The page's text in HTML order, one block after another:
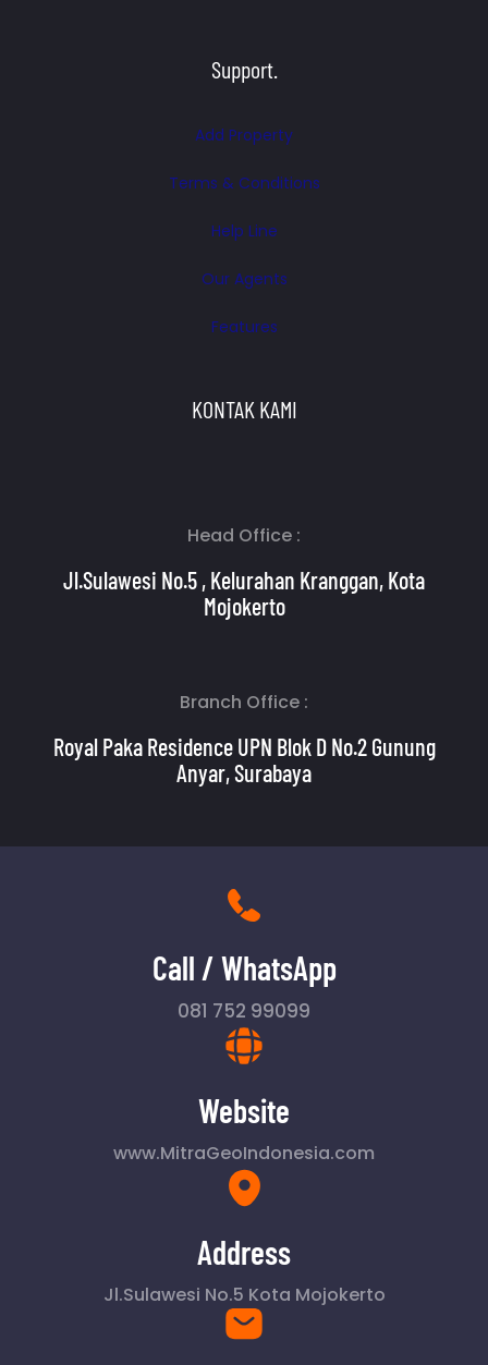
Support.
Add Property
Terms & Conditions
Help Line
Our Agents
Features
KONTAK KAMI
Head Office :
Jl.Sulawesi No.5 , Kelurahan Kranggan, Kota
Mojokerto
Branch Office :
Royal Paka Residence UPN Blok D No.2 Gunung
Anyar, Surabaya
Call / WhatsApp
081 752 99099
Website
www.MitraGeoIndonesia.com
Address
Jl.Sulawesi No.5 Kota Mojokerto